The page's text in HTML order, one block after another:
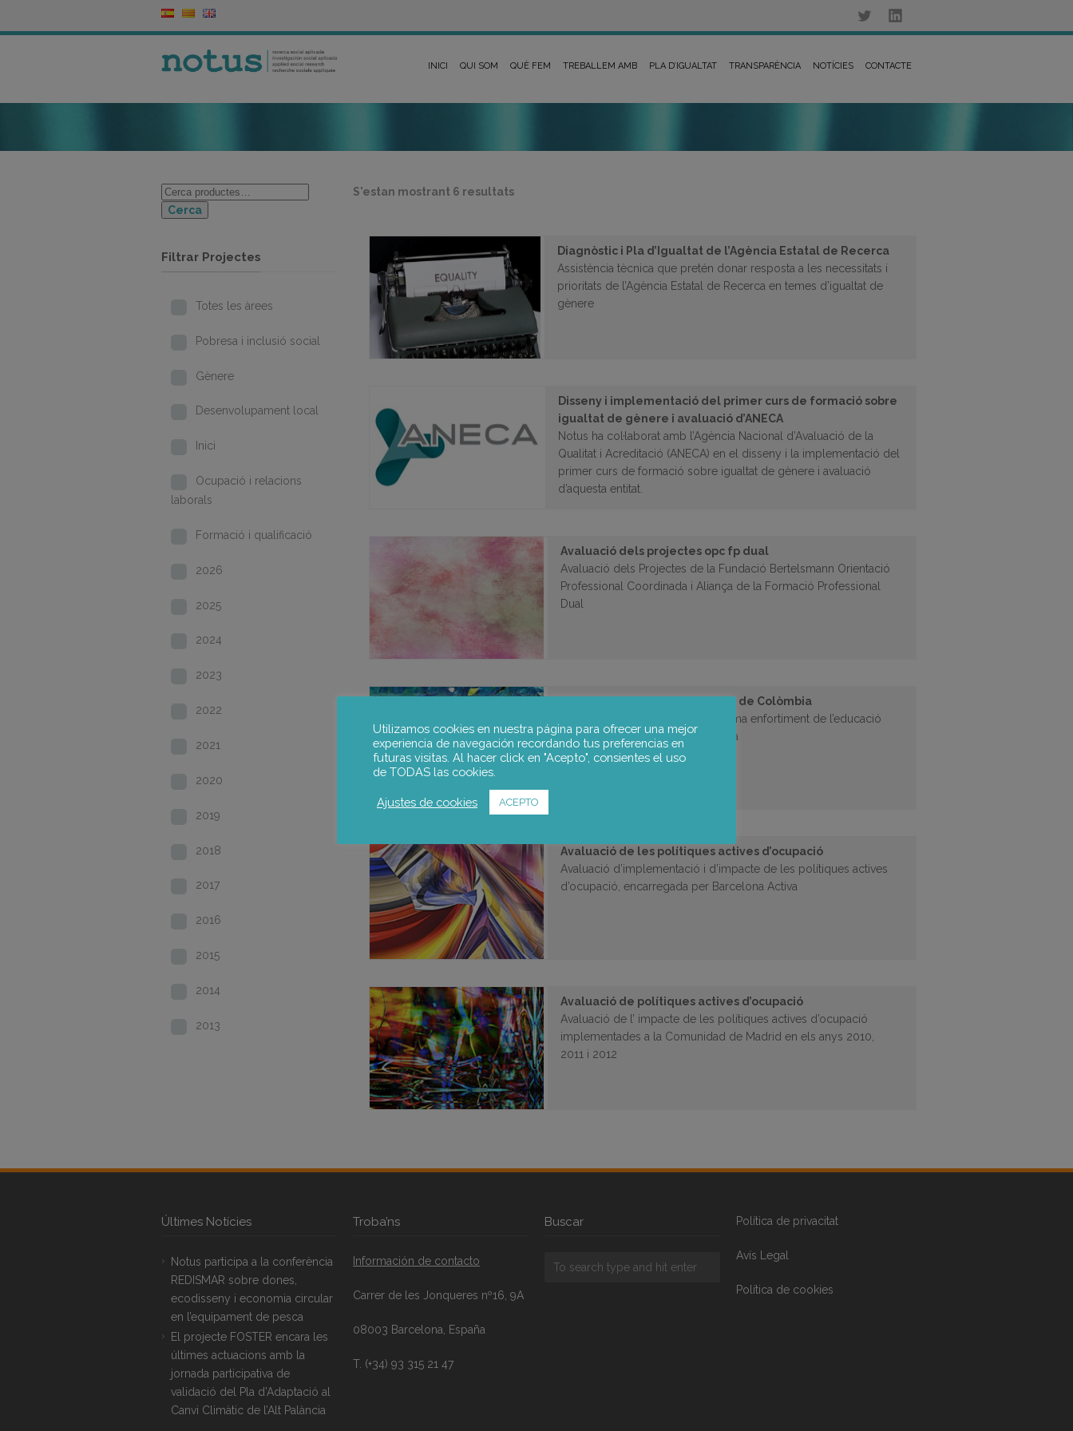
INICI QUI SOM QUÈ FEM TREBALLEM AMB PLA D’IGUALTAT TRANSPARÈNCIA NOTÍCIES CONTACTE
S'estan mostrant 6 resultatsOrdenat
Diagnòstic i Pla d’Igualtat de l’Agència Estatal de Recerca
Assistència tècnica que pretén donar resposta a les necessitats i
prioritats de l’Agència Estatal de Recerca en temes d’igualtat de
gènere
Disseny i implementació del primer curs de formació sobre
igualtat de gènere i avaluació d’ANECA
Notus ha col·laborat amb l’Agència Nacional d’Avaluació de la
Qualitat i Acreditació (ANECA) en el disseny i la implementació del
primer curs de formació sobre igualtat de gènere i avaluació
d’aquesta entitat.
Avaluació dels projectes opc fp dual
Avaluació dels Projectes de la Fundació Bertelsmann Orientació
Professional Coordinada i Aliança de la Formació Professional
Dual
Educació tècnica i tecnològica de Colòmbia
Avaluació de resultats del programa enfortiment de l’educació
tècnica i tecnològica de Colòmbia
Avaluació de les polítiques actives d’ocupació
Avaluació d’implementació i d’impacte de les polítiques actives
d’ocupació, encarregada per Barcelona Activa
Avaluació de polítiques actives d’ocupació
Avaluació de l’ impacte de les polítiques actives d’ocupació
implementades a la Comunidad de Madrid en els anys 2010,
2011 i 2012
Cerca
Filtrar Projectes
Totes les àrees
Pobresa i inclusió social
Gènere
Desenvolupament local
Inici
Ocupació i relacions
laborals
Formació i qualificació
2026
2025
2024
2023
2022
2021
2020
2019
2018
2017
2016
2015
2014
2013
Últimes Notícies
Notus participa a la conferència
REDISMAR sobre dones,
ecodisseny i economia circular
en l’equipament de pesca
El projecte FOSTER encara les
últimes actuacions amb la
jornada participativa de
validació del Pla d’Adaptació al
Canvi Climàtic de l’Alt Palància
Troba’ns
Información de contacto
Carrer de les Jonqueres nº16, 9A
08003 Barcelona, España
T. (+34) 93 315 21 47
Buscar Política de privacitat
Avís Legal
Política de cookies
Utilizamos cookies en nuestra página para ofrecer una mejor
experiencia de navegación recordando tus preferencias en
futuras visitas. Al hacer click en "Acepto", consientes el uso
de TODAS las cookies.
Ajustes de cookies ACEPTO